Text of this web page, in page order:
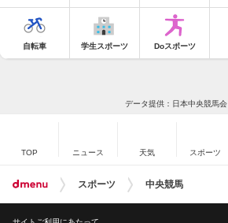
自転車 学生スポーツ Doスポーツ
データ提供：日本中央競馬会
TOP ニュース 天気 スポーツ
スポーツ 中央競馬